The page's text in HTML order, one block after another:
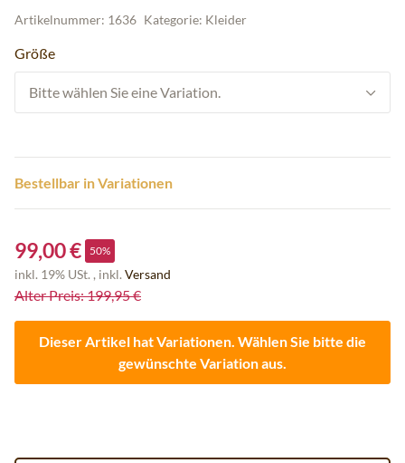
Artikelnummer: 1636 Kategorie: Kleider
Größe
Bitte wählen Sie eine Variation.
Bestellbar in Variationen
99,00 € 50%
inkl. 19% USt. , inkl. Versand
Alter Preis: 199,95 €
Dieser Artikel hat Variationen. Wählen Sie bitte die
gewünschte Variation aus.